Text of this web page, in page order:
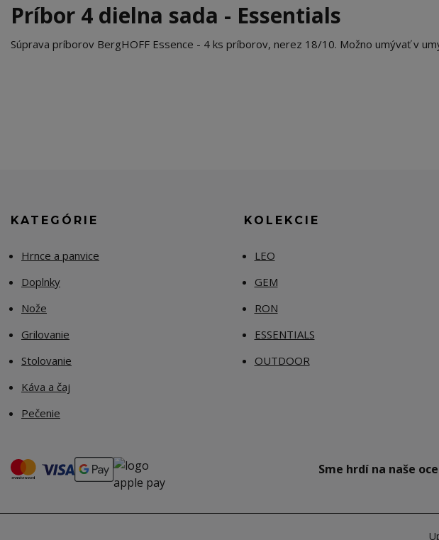
Príbor 4 dielna sada - Essentials
Súprava príborov BergHOFF Essence - 4 ks príborov, nerez 18/10. Možno umývať v
KATEGÓRIE
Hrnce a panvice
Doplnky
Nože
Grilovanie
Stolovanie
Káva a čaj
Pečenie
KOLEKCIE
LEO
GEM
RON
ESSENTIALS
OUTDOOR
Sme hrdí na naše